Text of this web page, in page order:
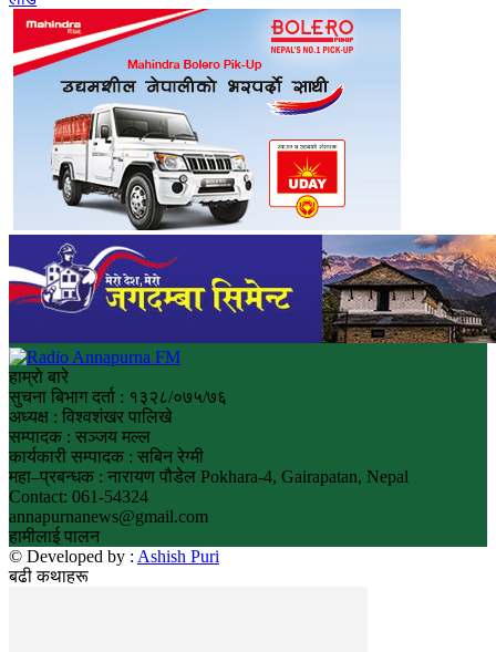
हाम्रो बारे
सुचना बिभाग दर्ता : १३२८/०७५/७६
अध्यक्ष : विश्वशंखर पालिखे
सम्पादक : सञ्जय मल्ल
कार्यकारी सम्पादक : सबिन रेग्मी
महा–प्रबन्धक : नारायण पौडेल Pokhara-4, Gairapatan, Nepal
Contact: 061-54324
annapurnanews@gmail.com
हामीलाई पालन
© Developed by : Ashish Puri
बढी कथाहरू